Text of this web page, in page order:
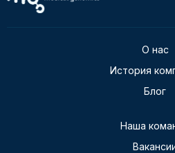
О нас
История
Блог
Наша